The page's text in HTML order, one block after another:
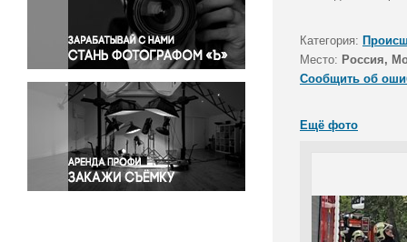
Правосудие
Происшествия и конфликты
Религия
Светская жизнь
Спорт
Экология
Экономика и бизнес
Категория:
Место: Россия,
Сообщить об
Ещё фото